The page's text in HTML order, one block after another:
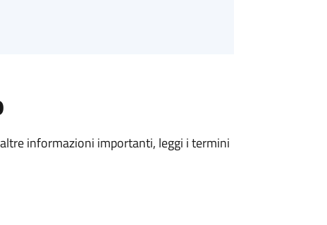
informazioni importanti, leggi i termini